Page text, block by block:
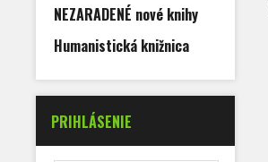
NEZARADENÉ nové knihy
Humanistická knižnica
PRIHLÁSENIE